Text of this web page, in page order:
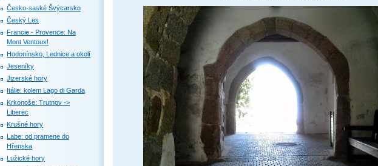
Česko-saské Švýcarsko
Český Les
Francie - Provence: Na
Mont Ventoux!
Hodonínsko, Lednice a okolí
Jeseníky
Jizerské hory
Itálie: kolem Lago di Garda
Krkonoše: Trutnov ->
Liberec
Krušné hory
Labe: od pramene do
Hřenska
Lužické hory